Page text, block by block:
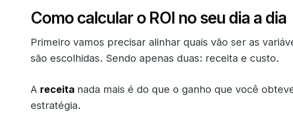
Como calcular o ROI no seu dia a dia
Primeiro vamos precisar alinhar quais vão ser as
são escolhidas. Sendo apenas duas: receita e custo.
A receita nada mais é do que o ganho que você
estratégia.